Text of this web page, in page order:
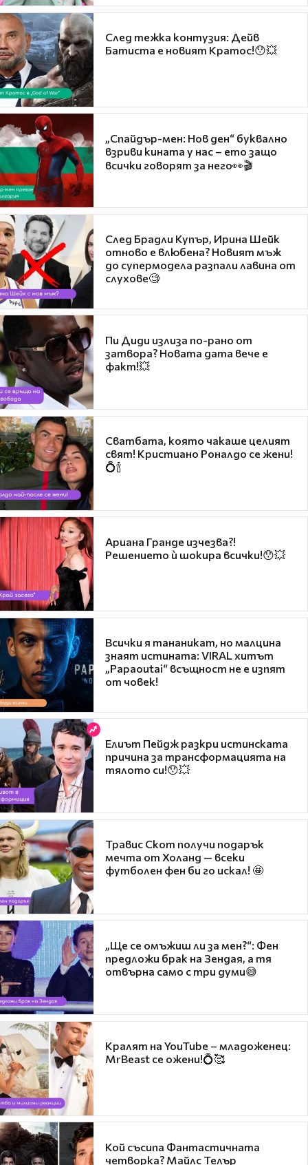
След тежка контузия: Дейв
Батиста е новият Кратос!😯💥
„Спайдър-мен: Нов ден“ буквално
взриви кината у нас – ето защо
всички говорят за него👀🎬
След Брадли Купър, Ирина Шейк
отново е влюбена? Новият мъж
до супермодела разпали лавина от
слухове🧐
Пи Диди излиза по-рано от
затвора? Новата дата вече е
факт!💥
Сватбата, която чакаше целият
свят! Кристиано Роналдо се жени!
💍🍾
Ариана Гранде изчезва?!
Решението ѝ шокира всички!😯💥
Всички я тананикат, но малцина
знаят истината: VIRAL хитът
„Papaoutai“ всъщност не е изпят
от човек!
Елиът Пейдж разкри истинската
причина за трансформацията на
тялото си!😯💥
Травис Скот получи подарък
мечта от Холанд — всеки
футболен фен би го искал! 🤩
„Ще се омъжиш ли за мен?“: Фен
предложи брак на Зендая, а тя
отвърна само с три думи😅
Кралят на YouTube – младоженец:
MrBeast се ожени!💍🥰
Кой съсипа Фантастичната
четворка? Майлс Телър